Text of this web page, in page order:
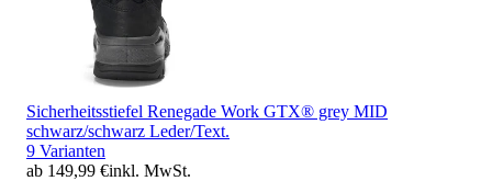
Sicherheitsstiefel Renegade Work GTX® grey MID
schwarz/schwarz Leder/Text.
9 Varianten
ab 149,99 €inkl. MwSt.